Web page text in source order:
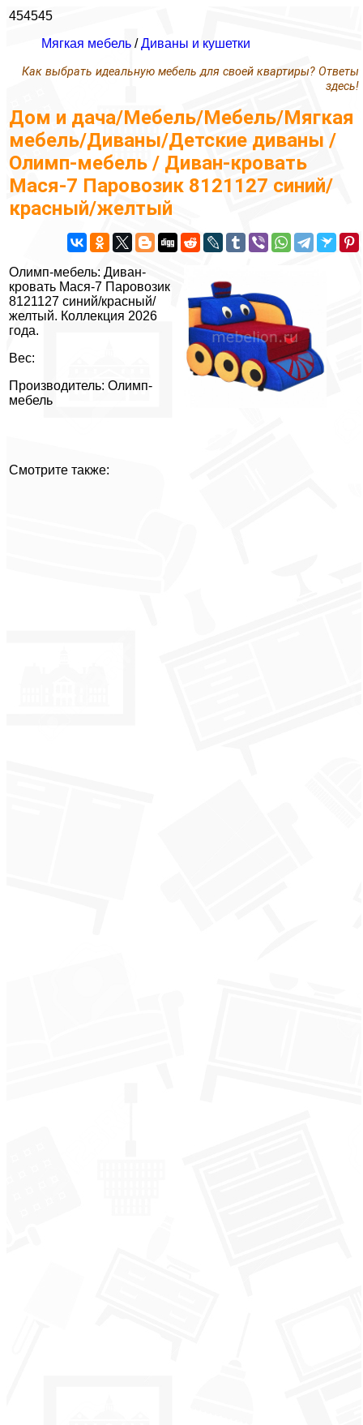
454545
Мягкая мебель /Диваны и кушетки
Как выбрать идеальную мебель для своей квартиры? Ответы
здесь!
Дом и дача/Мебель/Мебель/Мягкая
мебель/Диваны/Детские диваны /
Олимп-мебель / Диван-кровать
Мася-7 Паровозик 8121127 синий/
красный/желтый
Олимп-мебель: Диван-
кровать Мася-7 Паровозик
8121127 синий/красный/
желтый. Коллекция 2026
года.
Вес:
Производитель: Олимп-
мебель
Смотрите также: